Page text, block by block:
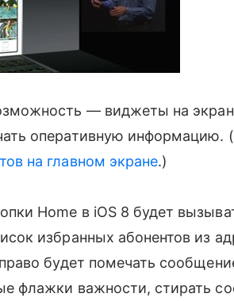
—виджеты на
оперативную информацию.
на главном экране.)
Home в iOS 8 будет
избранных абонентов из
будет помечать
флажки важности, стирать